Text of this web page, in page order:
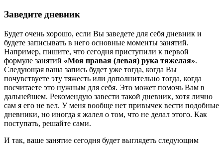
Заведите дневник
Будет очень хорошо, если Вы заведете для себя дневник и
будете записывать в него основные моменты занятий.
Например, пишите, что сегодня приступили к первой
формуле занятий «Моя правая (левая) рука тяжелая».
Следующая ваша запись будет уже тогда, когда Вы
почувствуете эту тяжесть или дополнительно тогда, когда
посчитаете это нужным для себя. Это может помочь Вам в
дальнейшем. Рекомендую завести такой дневник, хотя лично
сам я его не вел. У меня вообще нет привычек вести подобные
дневники, но иногда я жалел о том, что не делал этого. Как
поступать, решайте сами.
И так, ваше занятие сегодня будет выглядеть следующим